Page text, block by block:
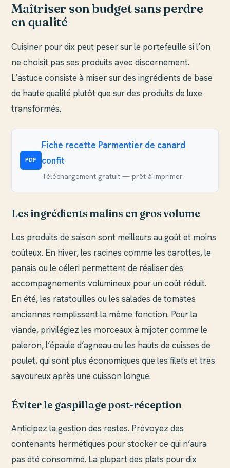
Maîtriser son budget sans perdre
en qualité
Cuisiner pour dix peut peser sur le portefeuille si l’on
ne choisit pas ses produits avec discernement.
L’astuce consiste à miser sur des ingrédients de base
de haute qualité plutôt que sur des produits de luxe
transformés.
PDF
Fiche recette Parmentier de canard
confit
Téléchargement gratuit — prêt à imprimer
Les ingrédients malins en gros volume
Les produits de saison sont meilleurs au goût et moins
coûteux. En hiver, les racines comme les carottes, le
panais ou le céleri permettent de réaliser des
accompagnements volumineux pour un coût réduit.
En été, les ratatouilles ou les salades de tomates
anciennes remplissent la même fonction. Pour la
viande, privilégiez les morceaux à mijoter comme le
paleron, l’épaule d’agneau ou les hauts de cuisses de
poulet, qui sont plus économiques que les filets et très
savoureux après une cuisson longue.
Éviter le gaspillage post-réception
Anticipez la gestion des restes. Prévoyez des
contenants hermétiques pour stocker ce qui n’aura
pas été consommé. La plupart des plats pour dix